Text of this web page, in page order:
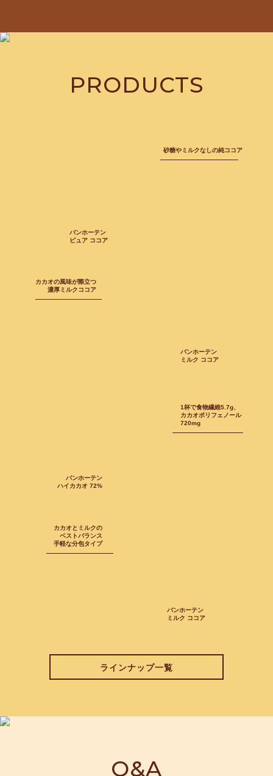
PRODUCTS
バンホーテン
ピュア ココア
砂糖やミルクなしの純ココア
バンホーテン
ミルク ココア
カカオの風味が際立つ
濃厚ミルクココア
バンホーテン
ハイカカオ 72%
1杯で食物繊維5.7g、
カカオポリフェノール
720mg
バンホーテン
ミルク ココア
カカオとミルクの
ベストバランス
手軽な分包タイプ
ラインナップ一覧
Q&A